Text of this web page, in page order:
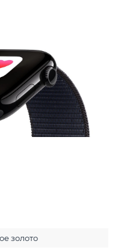
золото